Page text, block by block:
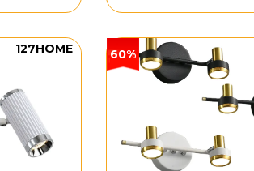
127HOME 60%